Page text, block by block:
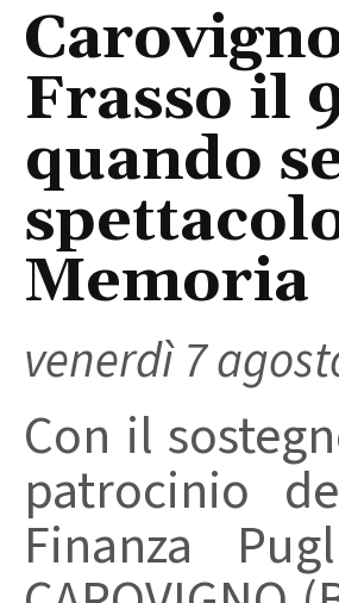
Frasso il
quando
Memoria
venerdì 7
Con il
patrocinio
Finanza